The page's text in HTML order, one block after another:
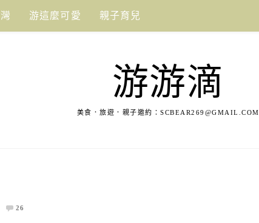
游這麼可愛 親子育兒
游游滴
美食．旅遊．親子邀約： SCBEAR269@GMAIL.COM
26